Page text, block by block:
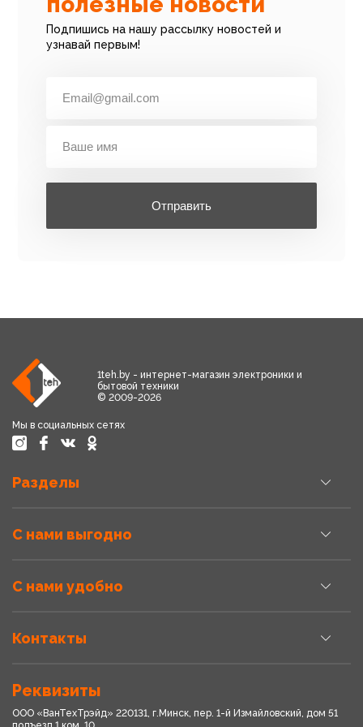
Подпишись на нашу рассылку новостей и
узнавай первым!
Отправить
1teh.by - интернет-магазин электроники и
бытовой техники
© 2009-2026
Мы в социальных сетях
Разделы
С нами выгодно
С нами удобно
Контакты
Реквизиты
ООО «ВанТехТрэйд» 220131, г.Минск, пер. 1-й Измайловский, дом 51